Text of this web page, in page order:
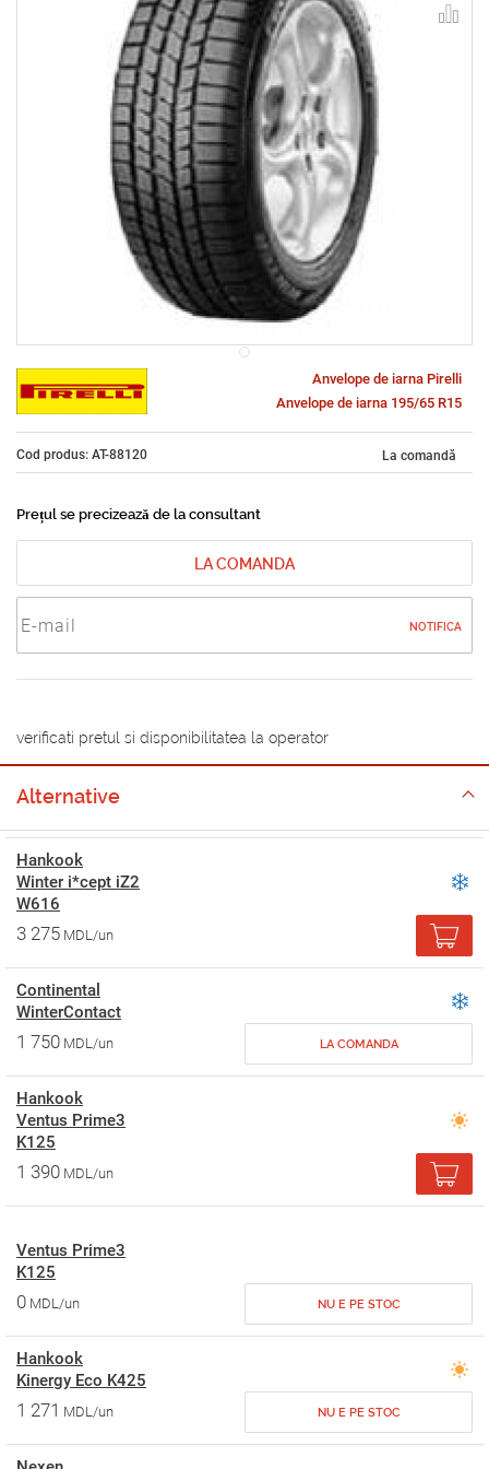
Anvelope de iarna Pirelli
Anvelope de iarna 195/65 R15
Cod produs: AT-88120 La comandă
Prețul se precizează de la consultant
LA COMANDA
NOTIFICA
verificati pretul si disponibilitatea la operator
Alternative
Hankook
Winter i*cept iZ2
W616
3 275 MDL/un
Continental
WinterContact
1 750 MDL/un LA COMANDA
Hankook
Ventus Prime3
K125
1 390 MDL/un
Ventus Prime3
K125
0 MDL/un NU E PE STOC
Hankook
Kinergy Eco K425
1 271 MDL/un NU E PE STOC